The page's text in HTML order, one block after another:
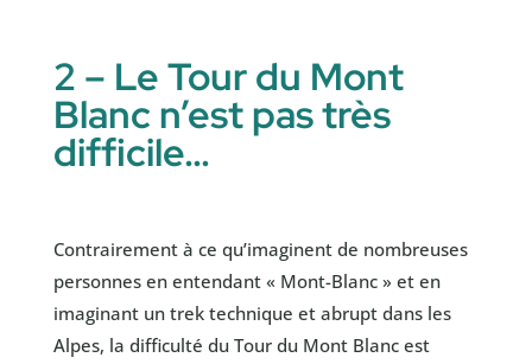
2 – Le Tour du Mont
Blanc n’est pas très
difficile…
Contrairement à ce qu’imaginent de nombreuses
personnes en entendant « Mont-Blanc » et en
imaginant un trek technique et abrupt dans les
Alpes, la difficulté du Tour du Mont Blanc est